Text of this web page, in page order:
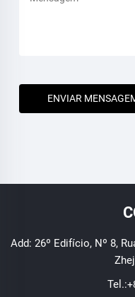
ENVIAR
Add: 26º Edifício, Nº 8,
Tel.: